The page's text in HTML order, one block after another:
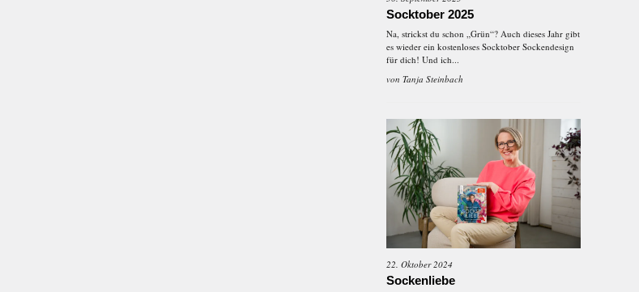
Socktober 2025
Na, strickst du schon „Grün“? Auch dieses Jahr gibt
es wieder ein kostenloses Socktober Sockendesign
für dich! Und ich...
von Tanja Steinbach
22. Oktober 2024
Sockenliebe